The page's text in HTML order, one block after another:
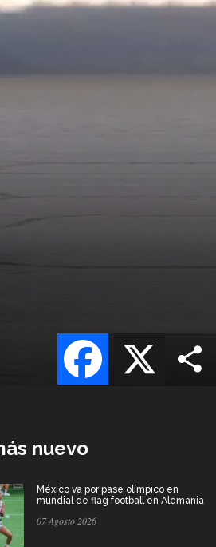
X
Facebook
nuevo
México va por pase olímpico en
mundial de flag football en Alemania
07 Agosto 2026